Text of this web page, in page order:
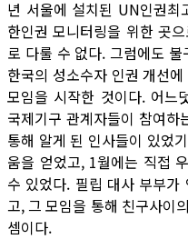
년 서울에 설치된 UN인권최
한인권 모니터링을 위한 곳
로 다룰 수 없다. 그럼에도
한국의 성소수자 인권 개선
모임을 시작한 것이다. 어느
국제기구 관계자들이 참여하
통해 알게 된 인사들이 있었
움을 얻었고, 1월에는 직접
수 있었다. 필립 대사 부부
고, 그 모임을 통해 친구사이
셈이다.